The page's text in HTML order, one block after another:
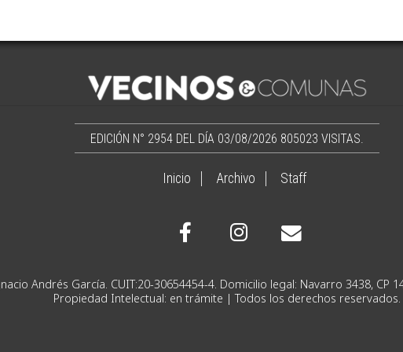
EDICIÓN N° 2954 DEL DÍA 03/08/2026 805023 VISITAS.
Inicio Archivo Staff
Ignacio Andrés García. CUIT:20-30654454-4. Domicilio
Propiedad Intelectual: en trámite | Todos los derechos reservados.